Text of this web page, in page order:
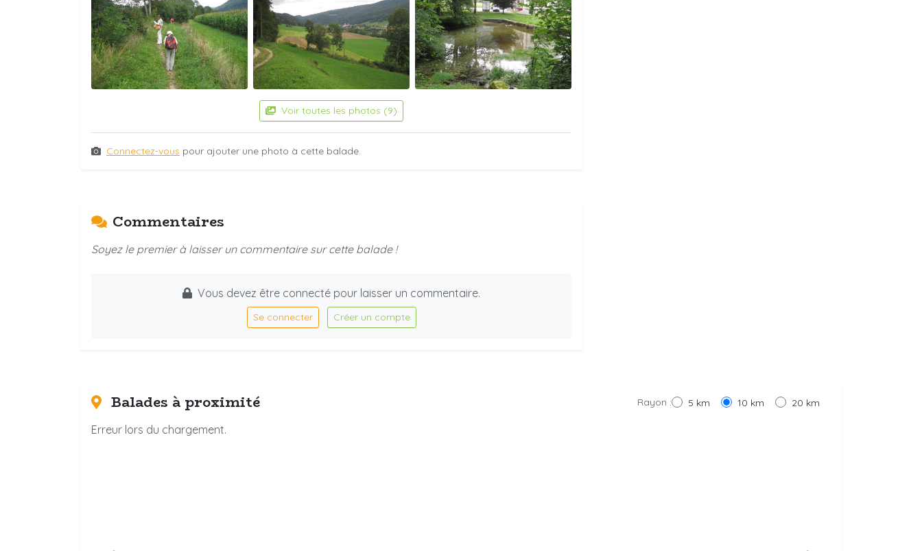
Voir toutes les photos (9)
Connectez-vous pour ajouter une photo à cette balade.
Commentaires
Soyez le premier à laisser un commentaire sur cette balade !
Vous devez être connecté pour laisser un commentaire.
Se connecter Créer un compte
Balades à proximité Rayon : 5 km 10 km 20 km
Erreur lors du chargement.